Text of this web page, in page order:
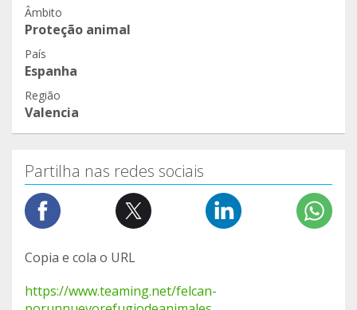
Âmbito
Proteção animal
País
Espanha
Região
Valencia
Partilha nas redes sociais
Copia e cola o URL
https://www.teaming.net/felcan-